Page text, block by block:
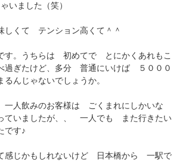
いました（笑）
くて テンション高くて＾＾
す。うちらは 初めてで とにかくあれもこ
過ぎたけど、多分 普通にいけば ５０００
んじゃないでしょうか。
人飲みのお客様は ごくまれにしかいな
いましたが、、 一人でも また行きたい
です♪
感じかもしれないけど 日本橋から 一駅で